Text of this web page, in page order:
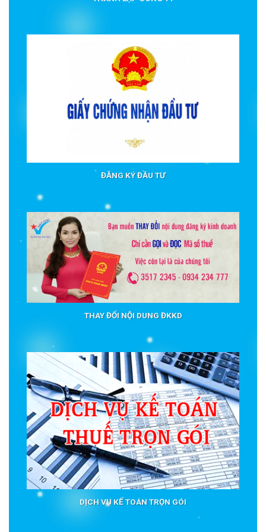
ĐĂNG KÝ ĐẦU TƯ
THAY ĐỔI NỘI DUNG ĐKKD
DỊCH VỤ KẾ TOÁN TRỌN GÓI